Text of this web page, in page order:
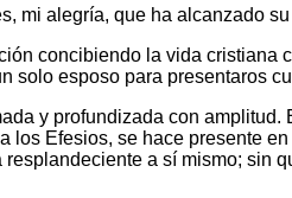
mi alegría, que ha alcanzado
concibiendo la vida
solo esposo para presentaros
y profundizada con
Efesios, se hace presente
a sí mismo;